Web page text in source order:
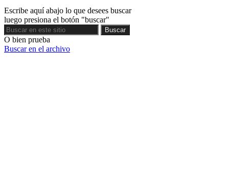
Escribe aquí abajo lo que desees buscar
luego presiona el botón "buscar"
Buscar
Buscar
O bien prueba
Buscar en el archivo